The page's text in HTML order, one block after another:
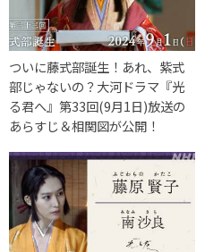
ついに藤式部誕生！あれ、紫式
部じゃないの？大河ドラマ『光
る君へ』第33回(9月1日)放送の
あらすじ＆相関図が公開！